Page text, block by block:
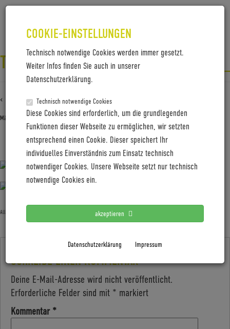
COOKIE-EINSTELLUNGEN
Technisch notwendige Cookies werden immer gesetzt.
Weiter Infos finden Sie auch in unserer
Datenschutzerklärung.
Technisch notwendige Cookies
Diese Cookies sind erforderlich, um die grundlegenden
Funktionen dieser Webseite zu ermöglichen, wir setzten
entsprechend einen Cookie. Dieser speichert Ihr
individuelles Einverständnis zum Einsatz technisch
notwendiger Cookies. Unsere Webseite setzt nur technisch
notwendige Cookies ein.
akzeptieren
Datenschutzerklärung Impressum
‹ Zurück zuTrelock_Centurion_Ruecklicht_2022
März 2, 2022 Gabi Jung — No Comments
Trelock_Centurion_Ruecklicht_2022
Allgemein
SCHREIBE EINEN KOMMENTAR
Deine E-Mail-Adresse wird nicht veröffentlicht.
Erforderliche Felder sind mit * markiert
Kommentar *